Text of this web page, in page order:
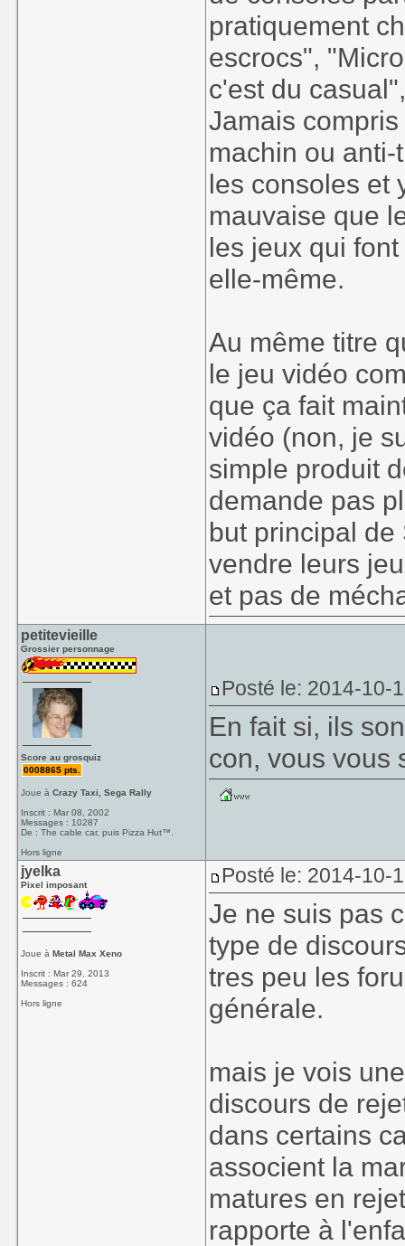
pratiquement
escrocs",
c'est du
Jamais
machin ou
les consoles et
mauvaise que
les jeux qui
elle-même.
Au même titre
le jeu vidéo
que ça fait
vidéo (non, je
simple produit
demande pas
but principal de
vendre leurs
et pas de
petitevieille
Grossier personnage
Score au grosquiz
0008865 pts.
Joue àCrazy Taxi, Sega Rally
Inscrit : Mar 08, 2002
Messages : 10287
De : The cable car, puis Pizza Hut™.
Hors ligne
Posté le: 2014-10-
En fait si, ils
con, vous vous
jyelka
Pixel imposant
Joue àMetal Max Xeno
Inscrit : Mar 29, 2013
Messages : 624
Hors ligne
Posté le: 2014-10-
Je ne suis pas
type de
tres peu les
générale.
mais je vois
discours de
dans certains
associent la
matures en
rapporte à